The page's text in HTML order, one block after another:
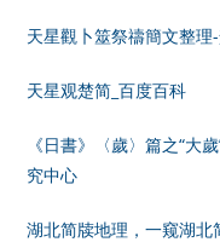
天星觀卜筮祭禱簡文整
天星观楚简_百度百科
《日書》〈歲〉篇之“大
究中心
湖北简牍地理，一窥湖